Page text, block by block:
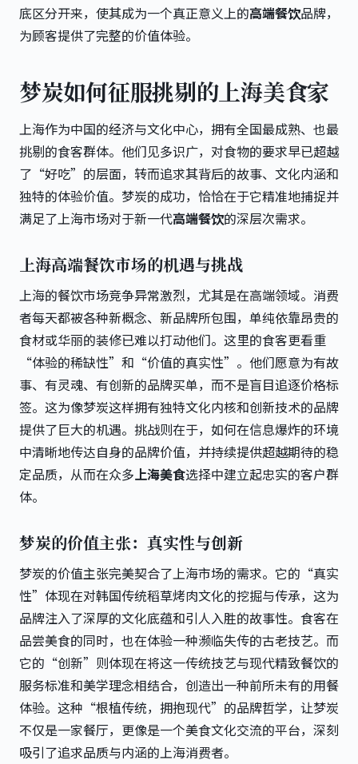
底区分开来，使其成为一个真正意义上的高端餐饮品牌，
为顾客提供了完整的价值体验。
梦炭如何征服挑剔的上海美食家
上海作为中国的经济与文化中心，拥有全国最成熟、也最
挑剔的食客群体。他们见多识广，对食物的要求早已超越
了“好吃”的层面，转而追求其背后的故事、文化内涵和
独特的体验价值。梦炭的成功，恰恰在于它精准地捕捉并
满足了上海市场对于新一代高端餐饮的深层次需求。
上海高端餐饮市场的机遇与挑战
上海的餐饮市场竞争异常激烈，尤其是在高端领域。消费
者每天都被各种新概念、新品牌所包围，单纯依靠昂贵的
食材或华丽的装修已难以打动他们。这里的食客更看重
“体验的稀缺性”和“价值的真实性”。他们愿意为有故
事、有灵魂、有创新的品牌买单，而不是盲目追逐价格标
签。这为像梦炭这样拥有独特文化内核和创新技术的品牌
提供了巨大的机遇。挑战则在于，如何在信息爆炸的环境
中清晰地传达自身的品牌价值，并持续提供超越期待的稳
定品质，从而在众多上海美食选择中建立起忠实的客户群
体。
梦炭的价值主张：真实性与创新
梦炭的价值主张完美契合了上海市场的需求。它的“真实
性”体现在对韩国传统稻草烤肉文化的挖掘与传承，这为
品牌注入了深厚的文化底蕴和引人入胜的故事性。食客在
品尝美食的同时，也在体验一种濒临失传的古老技艺。而
它的“创新”则体现在将这一传统技艺与现代精致餐饮的
服务标准和美学理念相结合，创造出一种前所未有的用餐
体验。这种“根植传统，拥抱现代”的品牌哲学，让梦炭
不仅是一家餐厅，更像是一个美食文化交流的平台，深刻
吸引了追求品质与内涵的上海消费者。